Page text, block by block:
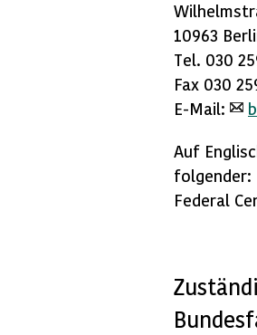
10963
Tel. 030
Fax 030
E-Mail:
Auf
folgender:
Federal